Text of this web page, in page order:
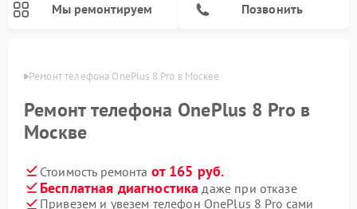
Мы ремонтируем Позвонить
Ремонт телефона OnePlus 8 Pro в Москве
Ремонт телефона OnePlus 8 Pro в
Москве
Стоимость ремонта от 165 руб.
Бесплатная диагностика даже при отказе
Привезем и увезем телефон OnePlus 8 Pro сами